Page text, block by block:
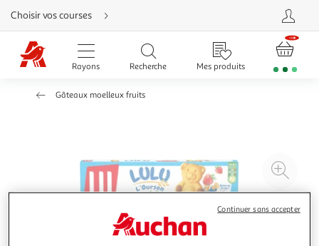
Aller
directement
au
contenu
Aller
directement
Aller
Choisir vos courses
Rayons Recherche Mes produits
Gâteaux moelleux fruits
à
Continuer sans accepter